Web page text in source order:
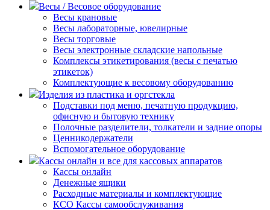
Весы / Весовое оборудование
Весы крановые
Весы лабораторные, ювелирные
Весы торговые
Весы электронные складские напольные
Комплексы этикетирования (весы с печатью
этикеток)
Комплектующие к весовому оборудованию
Изделия из пластика и оргстекла
Подставки под меню, печатную продукцию,
офисную и бытовую технику
Полочные разделители, толкатели и задние опоры
Ценникодержатели
Вспомогательное оборудование
Кассы онлайн и все для кассовых аппаратов
Кассы онлайн
Денежные ящики
Расходные материалы и комплектующие
КСО Кассы самообслуживания